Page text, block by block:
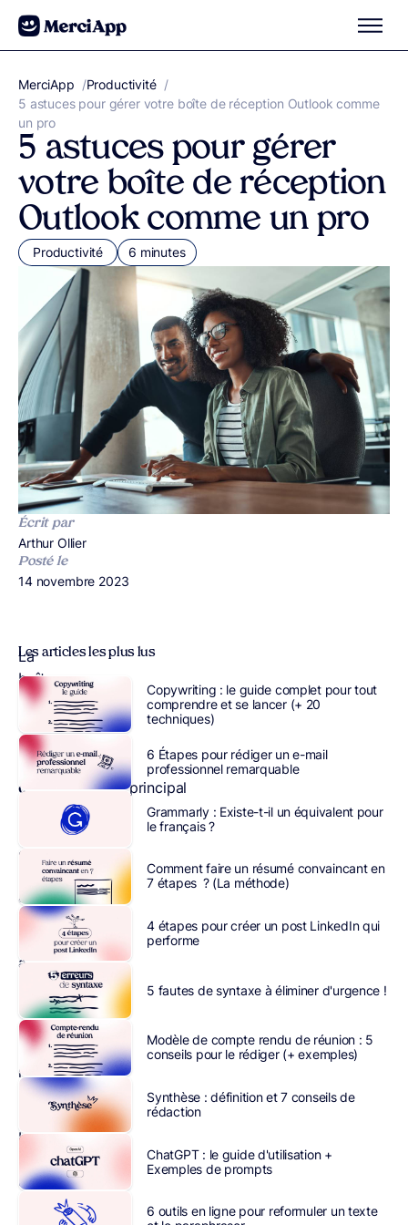
Aller au contenu
MerciApp correcteur orthographe
/Productivité /
5 astuces pour gérer votre boîte de réception Outlook comme
un pro
5 astuces pour gérer
votre boîte de réception
Outlook comme un pro
Productivité 6 minutes
Écrit par
Publié par
Arthur Ollier
Posté le
Publié le
14 novembre 2023
La
boîte
mail
l’outil
de
communicationprincipal
entreprises,
qui
apprécient
les
nombreux
avantages.
Lorsque
vous
optez
pour
l’outil
Outlook,
vous
bénéficiez
d’une
multitude
Les articles les plus lus
Copywriting : le guide complet pour tout
comprendre et se lancer (+ 20
techniques)
6 Étapes pour rédiger un e-mail
professionnel remarquable
Grammarly : Existe-t-il un équivalent pour
le français ?
Comment faire un résumé convaincant en
7 étapes ? (La méthode)
4 étapes pour créer un post LinkedIn qui
performe
5 fautes de syntaxe à éliminer d'urgence !
Modèle de compte rendu de réunion : 5
conseils pour le rédiger (+ exemples)
Synthèse : définition et 7 conseils de
rédaction
ChatGPT : le guide d'utilisation +
Exemples de prompts
6 outils en ligne pour reformuler un texte